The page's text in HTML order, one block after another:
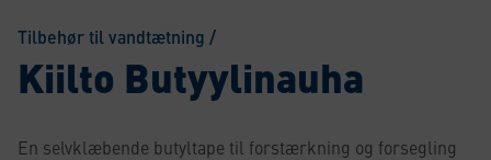
Tilbehør til vandtætning /
Kiilto Butyylinauha
En selvklæbende butyltape til forstærkning og forsegling